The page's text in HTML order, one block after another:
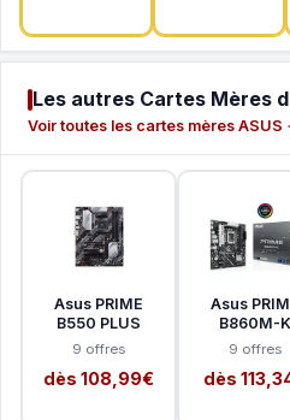
Les autres Cartes Mères
Voir toutes les cartes mères ASUS
Asus PRIME
B550 PLUS
9 offres
dès 108,99€
Asus
B860M-K
9 offres
dès